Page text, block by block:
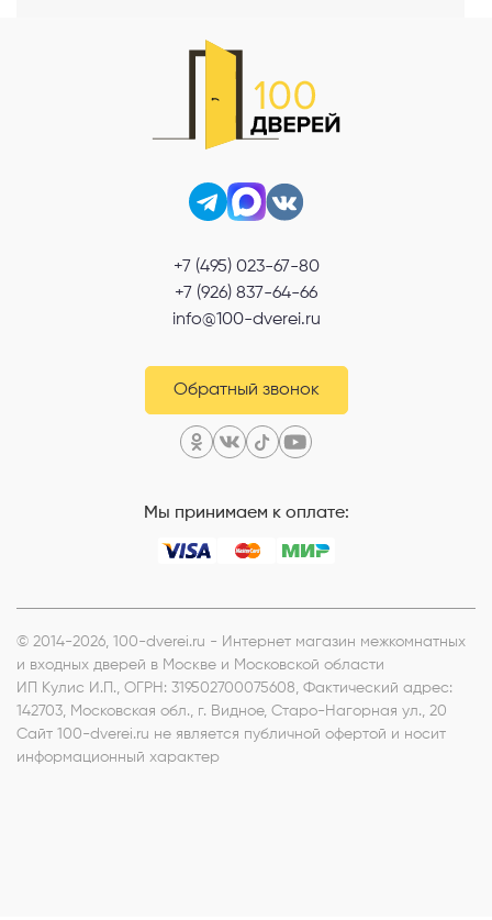
+7 (495) 023-67-80
+7 (926) 837-64-66
info@100-dverei.ru
Обратный звонок
Мы принимаем к оплате:
© 2014-2026, 100-dverei.ru - Интернет магазин межкомнатных
и входных дверей в Москве и Московской области
ИП Кулис И.П., ОГРН: 319502700075608, Фактический адрес:
142703, Московская обл., г. Видное, Старо-Нагорная ул., 20
Сайт 100-dverei.ru не является публичной офертой и носит
информационный характер